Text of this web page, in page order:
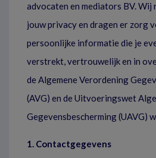
advocaten en mediators BV. Wij
jouw privacy en dragen er zorg
persoonlijke informatie die je
verstrekt, vertrouwelijk en in
de Algemene Verordening
(AVG) en de Uitvoeringswet
Gegevensbescherming (UAVG)
1. Contactgegevens